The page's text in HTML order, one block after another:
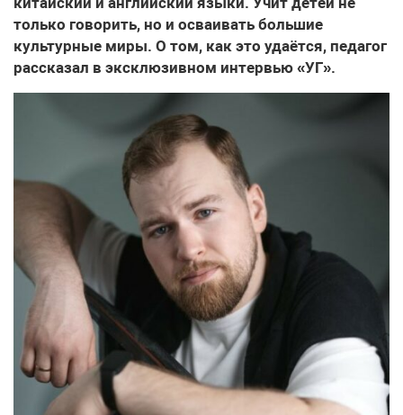
только говорить, но и осваивать большие
культурные миры. О том, как это удаётся, педагог
рассказал в эксклюзивном интервью «УГ».